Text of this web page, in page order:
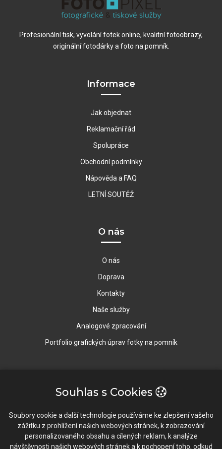
Profesionální tisk, vyvolání fotek online, kvalitní fotoobrazy,
originální fotodárky a foto na pomník.
Informace
Jak objednat
Reklamační řád
Spolupráce
Obchodní podmínky
Nápověda a FAQ
LETNÍ SOUTĚŽ
O nás
O nás
Doprava
Kontakty
Naše služby
Analogové zpracování
Portfolio grafických úprav fotky na pomník
603 196 634 / 577 922 102
Souhlas s Cookies
Soubory cookie a další technologie používáme ke zlepšení vašeho
zážitku z prohlížení našich webových stránek, k zobrazování
personalizovaného obsahu a cílených reklam, k analýze
návštěvnosti našich webových stránek a k pochopení toho, odkud